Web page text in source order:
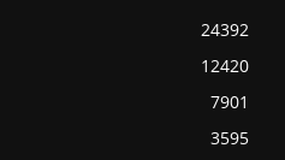
24392
12420
7901
3595